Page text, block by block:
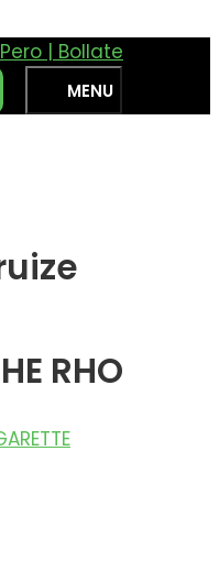
MENU
RHO